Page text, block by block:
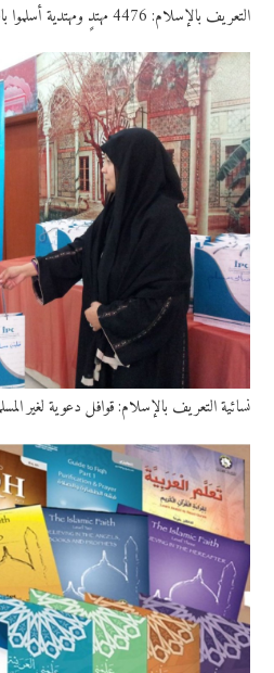
التعريف بالإسلام: 4476 مهتدٍ ومهتدية أسلموا بالكويت 2014
نسائية التعريف بالإسلام: قوافل دعوية لغير